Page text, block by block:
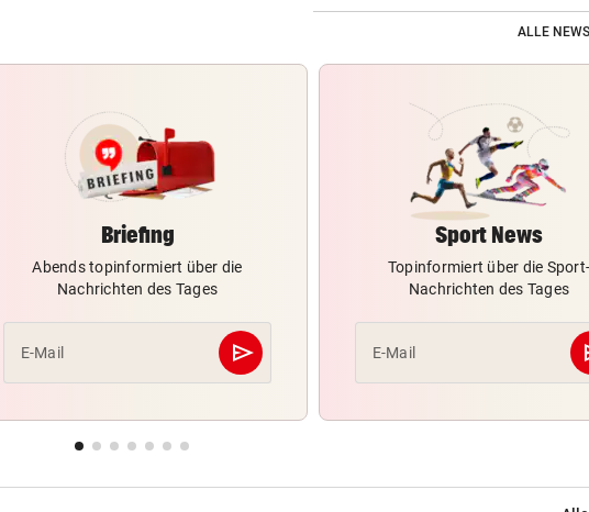
ALLE
Briefing
Abends topinformiert über die
Nachrichten des Tages
E-Mail send
Abschicken
Sport News
Topinformiert über die Sport-
Nachrichten des Tages
E-Mail